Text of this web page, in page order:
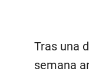
Tras una
semana